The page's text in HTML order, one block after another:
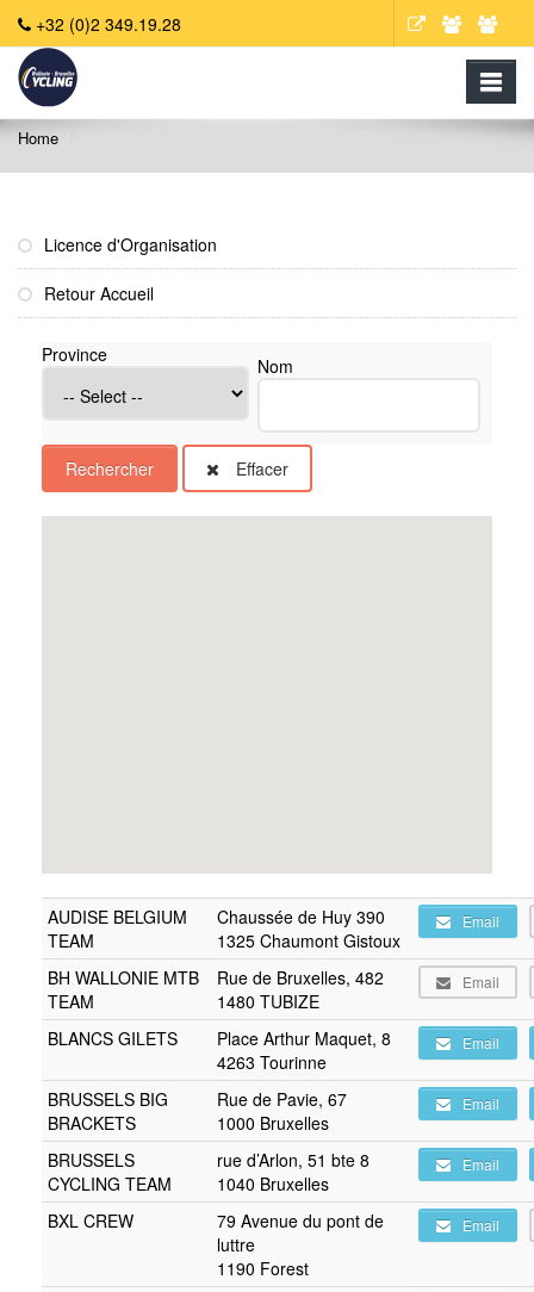
+32 (0)2 349.19.28
Home
Licence d'Organisation
Retour Accueil
Province Nom
Effacer
AUDISE BELGIUM
TEAM
Chaussée de Huy 390
1325 Chaumont Gistoux
Email
BH WALLONIE MTB
TEAM
Rue de Bruxelles, 482
1480 TUBIZE
Email
BLANCS GILETS
Place Arthur Maquet, 8
4263 Tourinne
Email
BRUSSELS BIG
BRACKETS
Rue de Pavie, 67
1000 Bruxelles
Email
BRUSSELS
CYCLING TEAM
rue d’Arlon, 51 bte 8
1040 Bruxelles
Email
BXL CREW
79 Avenue du pont de
luttre
1190 Forest
Email